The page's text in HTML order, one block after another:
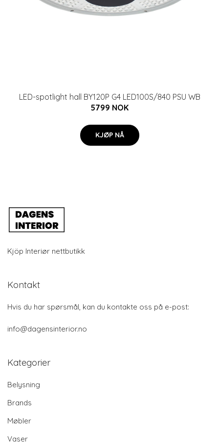
LED-spotlight hall BY120P G4 LED100S/840 PSU WB
5799 NOK
KJØP NÅ
Kjöp Interiør nettbutikk
Kontakt
Hvis du har spørsmål, kan du kontakte oss på e-post:
info@dagensinterior.no
Kategorier
Belysning
Brands
Møbler
Vaser